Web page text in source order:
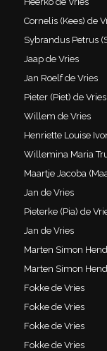
Cornelis (Kees) de
Sybrandus Petrus
Jaap de Vries
Jan Roelf de Vries
Pieter (Piet) de Vries
Willem de Vries
Henriette Louise
Willemina Maria
Maartje Jacoba
Jan de Vries
Pieterke (Pia) de
Jan de Vries
Marten Simon
Marten Simon
Fokke de Vries
Fokke de Vries
Fokke de Vries
Fokke de Vries